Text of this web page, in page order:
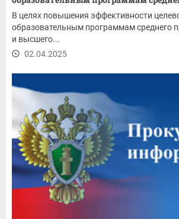
В целях повышения эффективности
образовательным программам среднего
и высшего...
02.04.2025